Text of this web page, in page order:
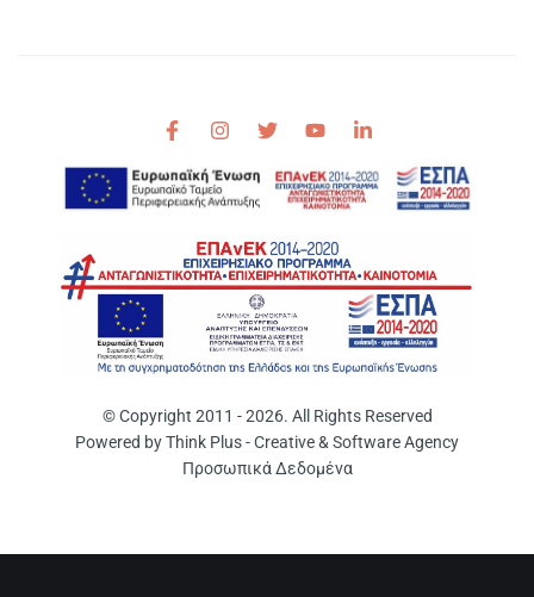
© Copyright 2011 - 2026. All Rights Reserved
Powered byThink Plus - Creative & Software Agency
Προσωπικά Δεδομένα